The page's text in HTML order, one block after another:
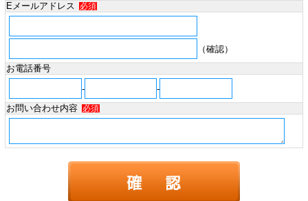
Eメールアドレス 必須
（確認）
お電話番号
-
-
お問い合わせ内容
必須